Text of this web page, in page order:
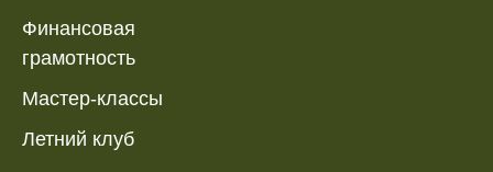
Финансовая
грамотность
Мастер-классы
Летний клуб